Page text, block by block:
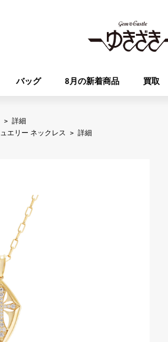
バッグ 8月の新着商品 買取
HUBLOT
RICHARD MILLE
リシャール・ミル
BVLGARI
ブランドジュエリー
ダブルトップ
ALPHA
アルファ
オータクロア
> 詳細
エリー ネックレス > 詳細